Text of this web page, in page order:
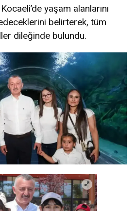
yaşam alanlarını
belirterek, tüm
dileğinde bulundu.